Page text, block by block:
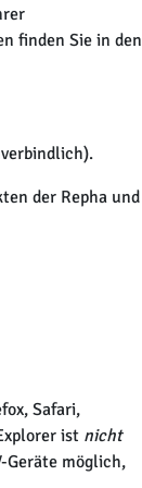
finden Sie in den
der Repha und
Safari,
ist nicht
Geräte möglich,